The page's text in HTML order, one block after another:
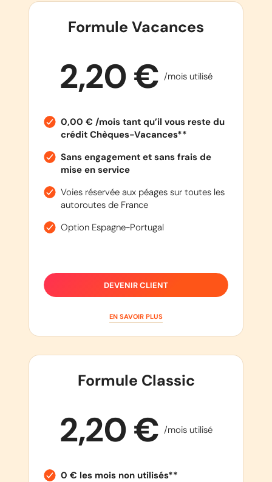
Formule Vacances
2,20 € /mois utilisé
0,00 € /mois tant qu’il vous reste du
crédit Chèques-Vacances**
Sans engagement et sans frais de
mise en service
Voies réservée aux péages sur toutes les
autoroutes de France
Option Espagne-Portugal
DEVENIR CLIENT
EN SAVOIR PLUS
Formule Classic
2,20 € /mois utilisé
0 € les mois non utilisés**